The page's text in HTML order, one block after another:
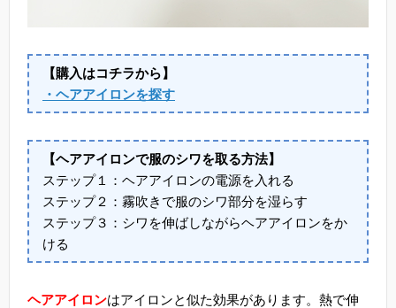
【購入はコチラから】
・ヘアアイロンを探す
【ヘアアイロンで服のシワを取る方法】
ステップ１：ヘアアイロンの電源を入れる
ステップ２：霧吹きで服のシワ部分を湿らす
ステップ３：シワを伸ばしながらヘアアイロンをか
ける
ヘアアイロンはアイロンと似た効果があります。熱で伸